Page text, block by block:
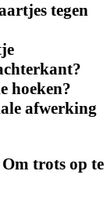
tegen
hoeken?
afwerking
trots op te